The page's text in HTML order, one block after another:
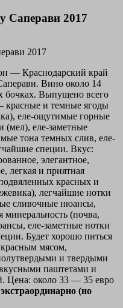
Саперави 2017
— Краснодарский край
Вино около 14
бочках. Выпущено всего
и темные ягоды
еле-ощутимые горные
(мел), еле-заметные
тона темных слив, еле-
специи. Вкус:
элегантное,
легкая и приятная
красных и
легчайшие нотки
сливочные нюансы,
минеральность (почва,
еле-заметные нотки
Будет хорошо питься
мясом,
и твердыми
паштетами и
Цена: около 33 — 35 евро
(но